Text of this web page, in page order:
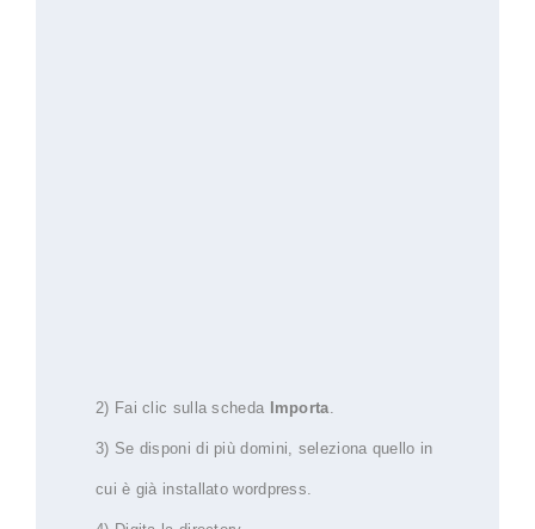
2) Fai clic sulla scheda Importa.
3) Se disponi di più domini, seleziona quello in
cui è già installato wordpress.